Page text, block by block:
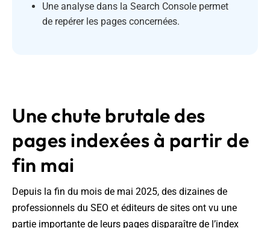
Une analyse dans la Search Console permet
de repérer les pages concernées.
Une chute brutale des
pages indexées à partir de
fin mai
Depuis la fin du mois de mai 2025, des dizaines de
professionnels du SEO et éditeurs de sites ont vu une
partie importante de leurs pages disparaître de l’index